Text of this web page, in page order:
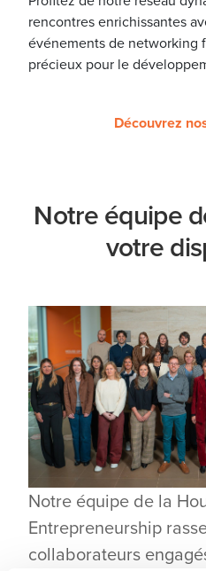
rencontres enrichissantes
événements de networking
précieux pour le
Découvrez
Notre équipe
votre
Notre équipe de la
Entrepreneurship
collaborateurs